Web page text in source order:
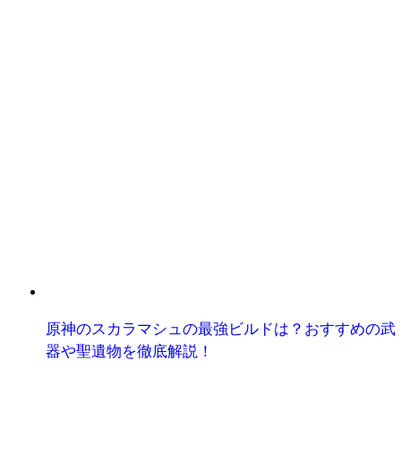
原神のスカラマシュの最強ビルドは？おすすめの武
器や聖遺物を徹底解説！